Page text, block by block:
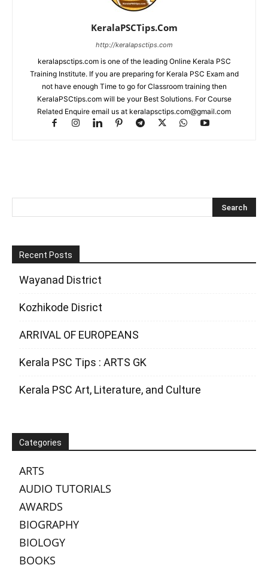
KeralaPSCTips.Com
http://keralapsctips.com
keralapsctips.com is one of the leading Online Kerala PSC
Training Institute. If you are preparing for Kerala PSC Exam and
not have enough Time to go for Classroom training then
KeralaPSCtips.com will be your Best Solutions. For Course
Related Enquire email us at keralapsctips.com@gmail.com
Recent Posts
Wayanad District
Kozhikode Disrict
ARRIVAL OF EUROPEANS
Kerala PSC Tips : ARTS GK
Kerala PSC Art, Literature, and Culture
Categories
ARTS
AUDIO TUTORIALS
AWARDS
BIOGRAPHY
BIOLOGY
BOOKS